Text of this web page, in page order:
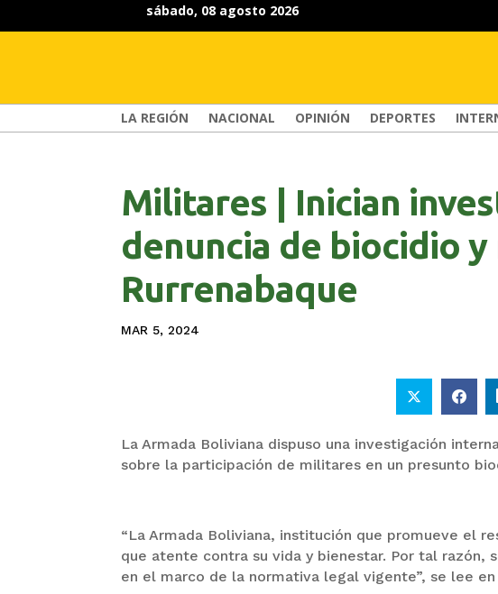
sábado, 08 agosto 2026
LA REGIÓN NACIONAL OPINIÓN DEPORTES
Militares | Inician
denuncia de biocidio
Rurrenabaque
MAR 5, 2024
La Armada Boliviana dispuso una investigación
sobre la participación de militares en un presunto
“La Armada Boliviana, institución que promueve el
que atente contra su vida y bienestar. Por tal razón,
en el marco de la normativa legal vigente”, se lee en